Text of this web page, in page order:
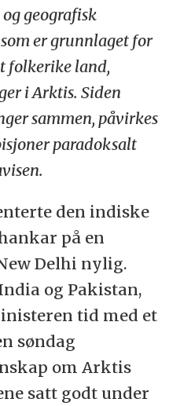
geografisk
er grunnlaget for
folkerike land,
i Arktis. Siden
sammen, påvirkes
paradoksalt
den indiske
på en
Delhi nylig.
og Pakistan,
tid med et
søndag
om Arktis
satt godt under